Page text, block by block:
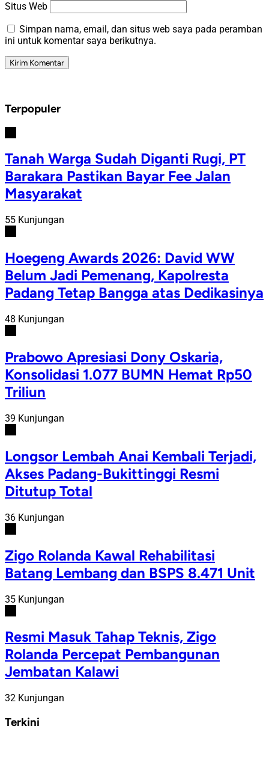
Situs Web
Simpan nama, email, dan situs web saya pada peramban
ini untuk komentar saya berikutnya.
Terpopuler
Tanah Warga Sudah Diganti Rugi, PT
Barakara Pastikan Bayar Fee Jalan
Masyarakat
55 Kunjungan
Hoegeng Awards 2026: David WW
Belum Jadi Pemenang, Kapolresta
Padang Tetap Bangga atas Dedikasinya
48 Kunjungan
Prabowo Apresiasi Dony Oskaria,
Konsolidasi 1.077 BUMN Hemat Rp50
Triliun
39 Kunjungan
Longsor Lembah Anai Kembali Terjadi,
Akses Padang-Bukittinggi Resmi
Ditutup Total
36 Kunjungan
Zigo Rolanda Kawal Rehabilitasi
Batang Lembang dan BSPS 8.471 Unit
35 Kunjungan
Resmi Masuk Tahap Teknis, Zigo
Rolanda Percepat Pembangunan
Jembatan Kalawi
32 Kunjungan
Terkini